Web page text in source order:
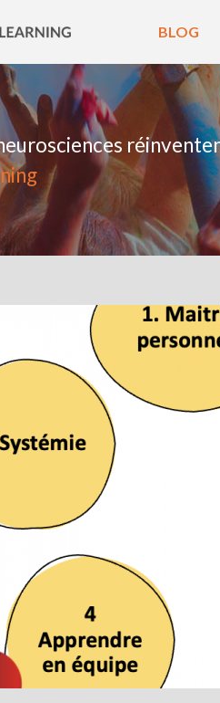
BLOG